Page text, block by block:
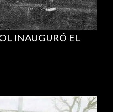
INAUGURÓ EL